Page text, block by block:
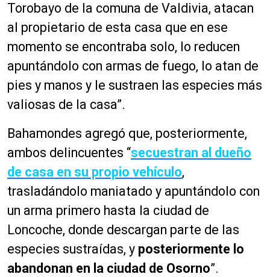
Torobayo de la comuna de Valdivia, atacan
al propietario de esta casa que en ese
momento se encontraba solo, lo reducen
apuntándolo con armas de fuego, lo atan de
pies y manos y le sustraen las especies más
valiosas de la casa”.
Bahamondes agregó que, posteriormente,
ambos delincuentes “secuestran al dueño
de casa en su propio vehículo,
trasladándolo maniatado y apuntándolo con
un arma primero hasta la ciudad de
Loncoche, donde descargan parte de las
especies sustraídas, y posteriormente lo
abandonan en la ciudad de Osorno”.